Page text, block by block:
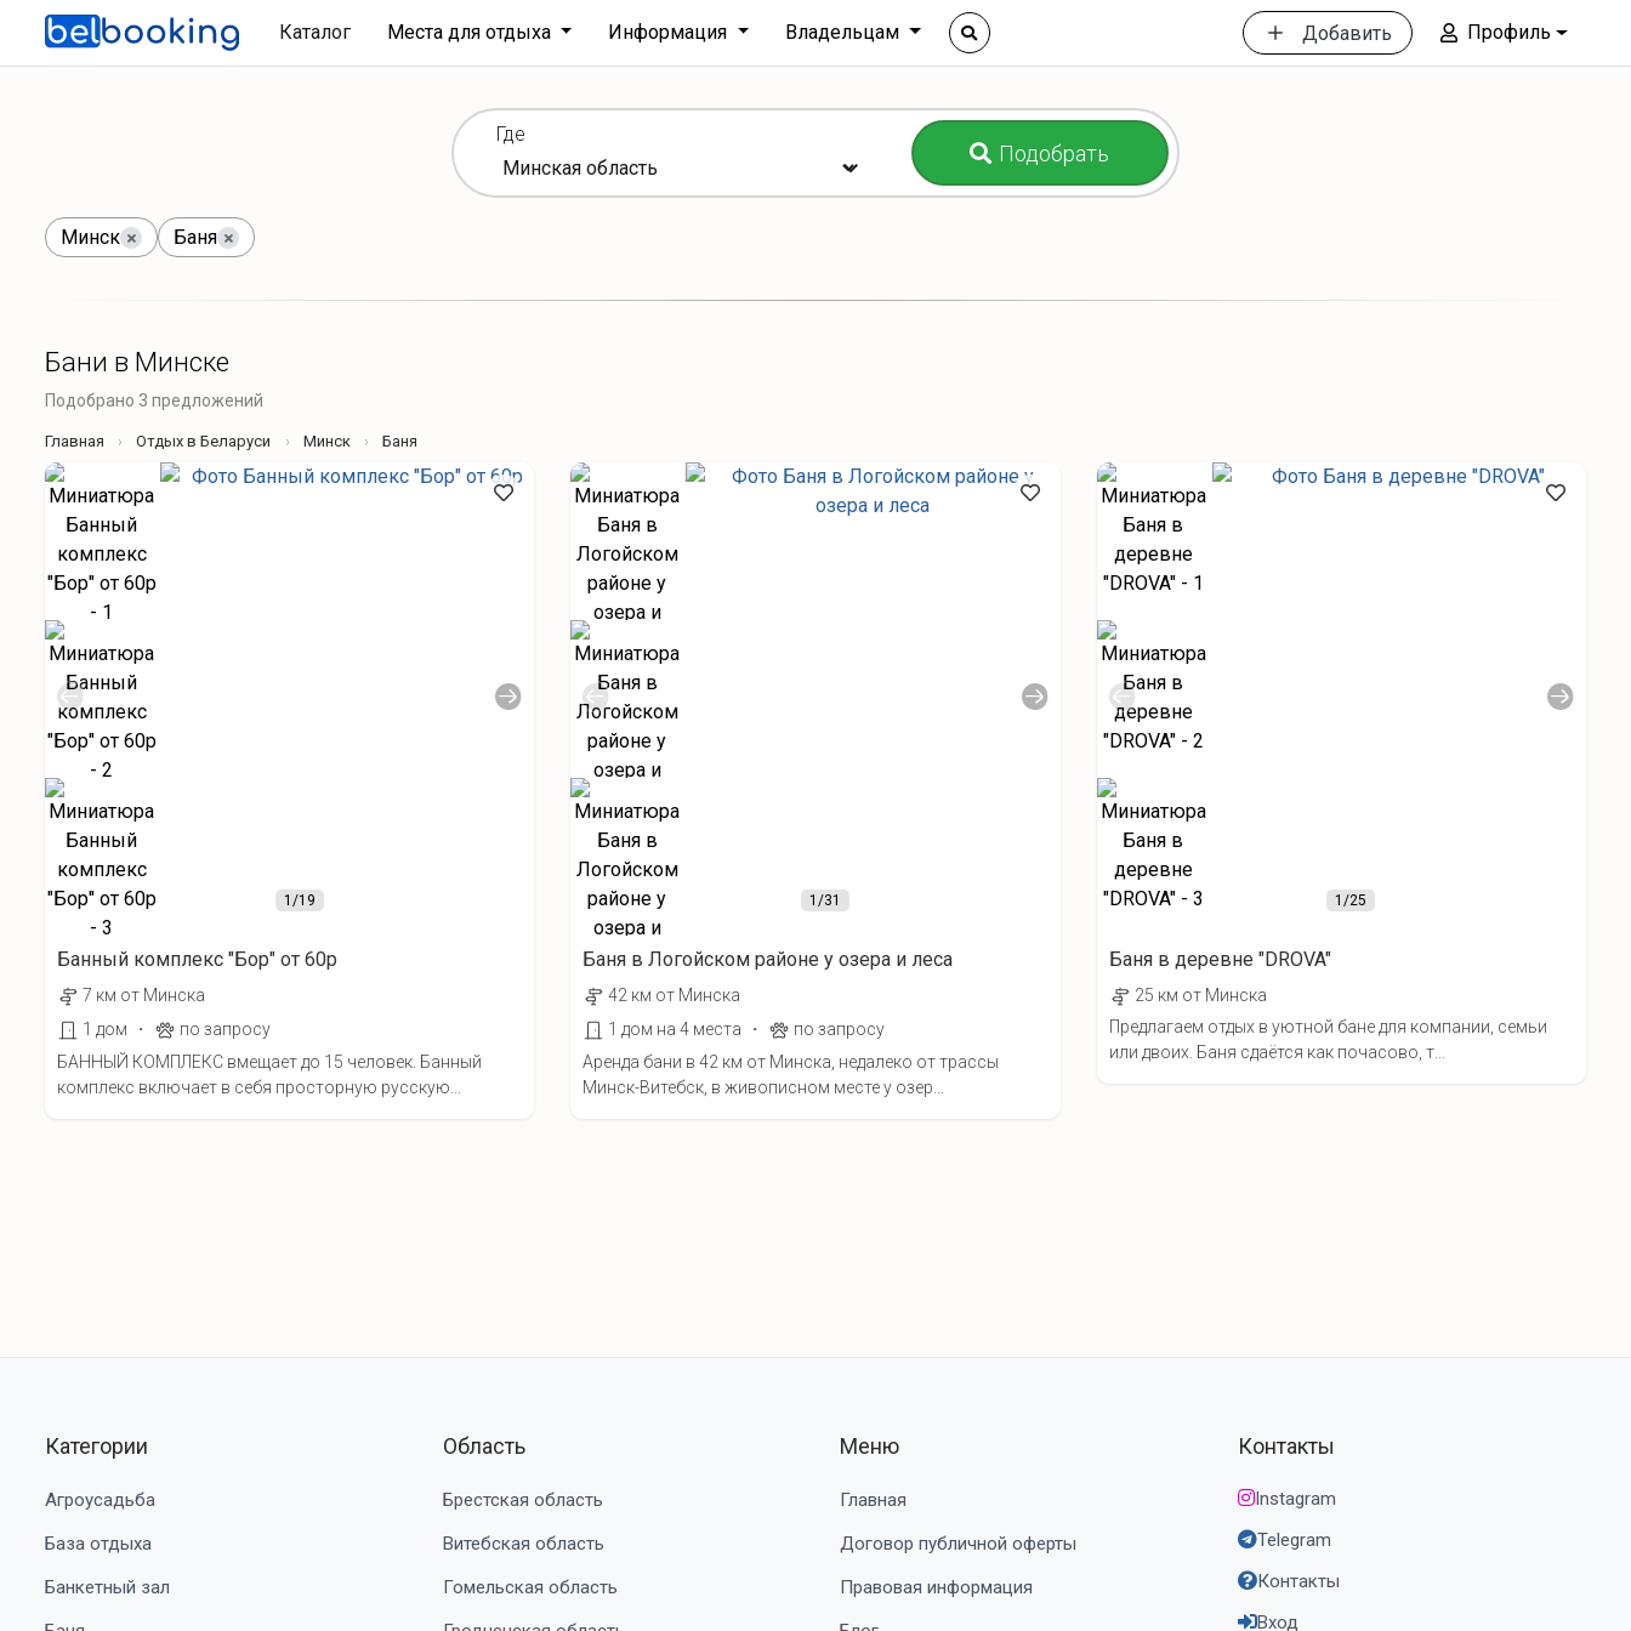
Каталог Места для отдыха Информация Владельцам Добавить Профиль
Где
Подобрать
Минск Баня
Бани в Минске
Подобрано 3 предложений
Главная Отдых в Беларуси Минск Баня
1 /19
Банный комплекс "Бор" от 60р
7 км от Минска
1 дом
·
по запросу
БАННЫЙ КОМПЛЕКС вмещает до 15 человек. Банный
комплекс включает в себя просторную русскую...
1/31
Баня в Логойском районе у озера и леса
42 км от Минска
1 дом на 4 места
·
по запросу
Аренда бани в 42 км от Минска, недалеко от трассы
Минск-Витебск, в живописном месте у озер...
1/25
Баня в деревне "DROVA"
25 км от Минска
Предлагаем отдых в уютной бане для компании, семьи
или двоих. Баня сдаётся как почасово, т...
Категории
Агроусадьба
База отдыха
Банкетный зал
Область
Брестская область
Витебская область
Гомельская область
Меню
Главная
Договор публичной оферты
Правовая информация
Контакты
Instagram
Telegram
Контакты
Вход